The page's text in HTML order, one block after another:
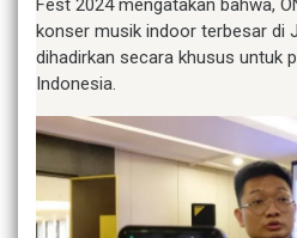
Fest 2024 mengatakan bahwa,
konser musik indoor terbesar di
dihadirkan secara khusus untuk
Indonesia.